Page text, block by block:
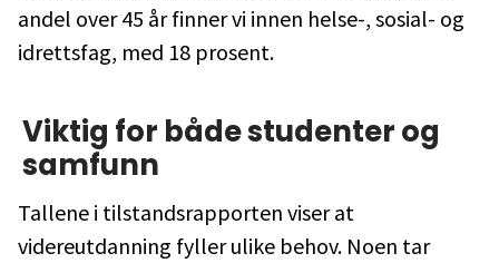
andel over 45 år finner vi innen helse-, sosial- og
idrettsfag, med 18 prosent.
Viktig for både studenter og
samfunn
Tallene i tilstandsrapporten viser at
videreutdanning fyller ulike behov. Noen tar